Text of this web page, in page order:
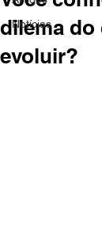
Notícias
dilema do
evoluir?